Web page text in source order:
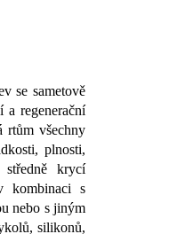
se sametově
a regenerační
rtům všechny
plnosti,
krycí
kombinaci s
nebo s jiným
silikonů,